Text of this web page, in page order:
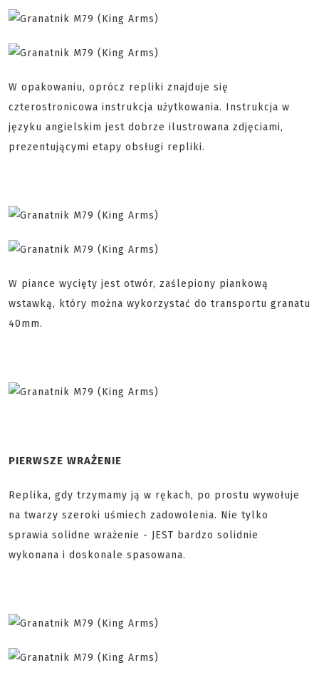
W opakowaniu, oprócz repliki znajduje się
czterostronicowa instrukcja użytkowania. Instrukcja w
języku angielskim jest dobrze ilustrowana zdjęciami,
prezentującymi etapy obsługi repliki.
W piance wycięty jest otwór, zaślepiony piankową
wstawką, który można wykorzystać do transportu granatu
40mm.
PIERWSZE WRAŻENIE
Replika, gdy trzymamy ją w rękach, po prostu wywołuje
na twarzy szeroki uśmiech zadowolenia. Nie tylko
sprawia solidne wrażenie - JEST bardzo solidnie
wykonana i doskonale spasowana.